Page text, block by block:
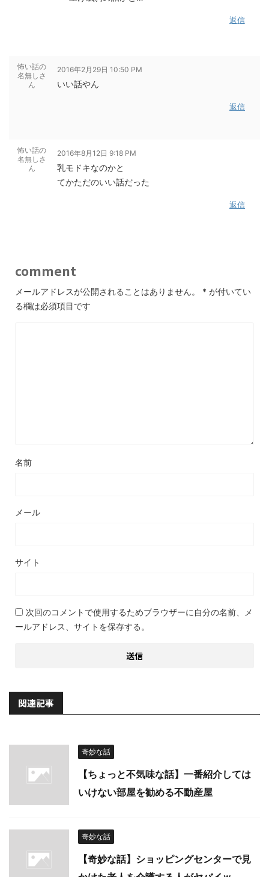
返信
怖い話の
名無しさ
ん
2016年2月29日 10:50 PM
いい話やん
返信
怖い話の
名無しさ
ん
2016年8月12日 9:18 PM
乳モドキなのかと
てかただのいい話だった
返信
comment
メールアドレスが公開されることはありません。 * が付いてい
る欄は必須項目です
名前
メール
サイト
次回のコメントで使用するためブラウザーに自分の名前、メ
ールアドレス、サイトを保存する。
関連記事
奇妙な話
【ちょっと不気味な話】一番紹介しては
いけない部屋を勧める不動産屋
奇妙な話
【奇妙な話】ショッピングセンターで見